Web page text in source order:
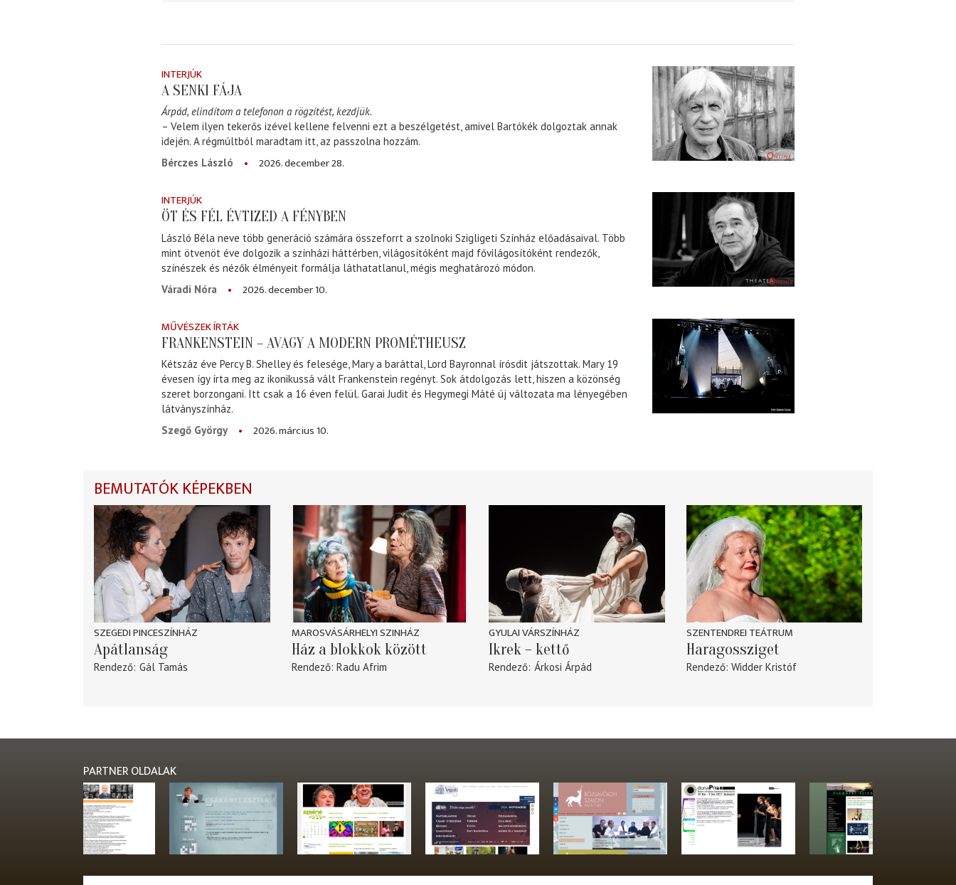
INTERJÚK
A SENKI FÁJA
Árpád, elindítom a telefonon a rögzítést, kezdjük.
– Velem ilyen tekerős izével kellene felvenni ezt a beszélgetést, amivel Bartókék dolgoztak annak
idején. A régmúltból maradtam itt, az passzolna hozzám.
Bérczes László
2026. december 28.
INTERJÚK
ÖT ÉS FÉL ÉVTIZED A FÉNYBEN
László Béla neve több generáció számára összeforrt a szolnoki Szigligeti Színház előadásaival. Több
mint ötvenöt éve dolgozik a színházi háttérben, világosítóként majd fővilágosítóként rendezők,
színészek és nézők élményeit formálja láthatatlanul, mégis meghatározó módon.
Váradi Nóra
2026. december 10.
MŰVÉSZEK ÍRTÁK
FRANKENSTEIN – AVAGY A MODERN PROMÉTHEUSZ
Kétszáz éve Percy B. Shelley és felesége, Mary a baráttal, Lord Bayronnal írósdit játszottak. Mary 19
évesen így írta meg az ikonikussá vált Frankenstein regényt. Sok átdolgozás lett, hiszen a közönség
szeret borzongani. Itt csak a 16 éven felül. Garai Judit és Hegymegi Máté új változata ma lényegében
látványszínház.
Szegő György
2026. március 10.
BEMUTATÓK KÉPEKBEN
SZEGEDI PINCESZÍNHÁZ
Apátlanság
Rendező Gál Tamás
MAROSVÁSÁRHELYI SZINHÁZ
Ház a blokkok között
Rendező Radu Afrim
GYULAI VÁRSZÍNHÁZ
Ikrek – kettő
Rendező Árkosi Árpád
SZENTENDREI TEÁTRUM
Haragossziget
Rendező Widder Kristóf
PARTNER OLDALAK